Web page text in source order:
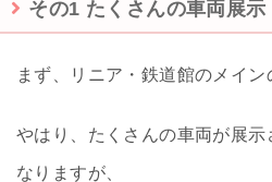
その1 たくさんの車両展示
まず、リニア・鉄道館のメイン
やはり、たくさんの車両が展
なりますが、